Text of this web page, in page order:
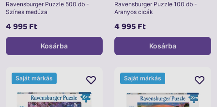
Ravensburger Puzzle 500 db -
Színes medúza
4 995 Ft
Kosárba
Ravensburger Puzzle 100 db -
Aranyos cicák
4 995 Ft
Kosárba
Saját márkás Saját márkás